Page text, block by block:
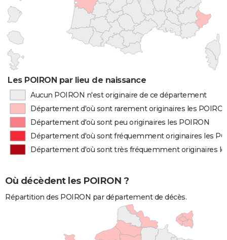
Les POIRON par lieu de naissance
Aucun POIRON n'est originaire de ce département
Département d'où sont rarement originaires les
Département d'où sont peu originaires les POIRON
Département d'où sont fréquemment originaires les
Département d'où sont très fréquemment originaires
Où décèdent les POIRON ?
Répartition des POIRON par département de décès.